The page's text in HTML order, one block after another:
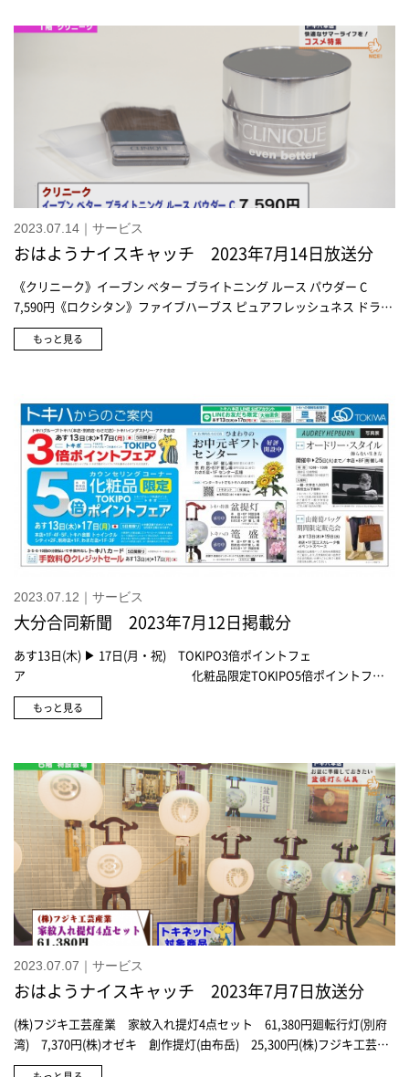
が変更になる場合があります※在庫が無くなり次第終了です《フライン
グ タイガー コペンハーゲン》ランチバッグ 各275円※価格が変更にな
る場合があります※在庫が無くなり次第終了です《フライング タイガ
ー コペンハーゲン》ミントタブレット 各162円※価格が変更になる場
合があります※在庫が無くなり次第終了です
2023.07.14｜サービス
おはようナイスキャッチ 2023年7月14日放送分
《クリニーク》イーブン ベター ブライトニング ルース パウダー C
7,590円《ロクシタン》ファイブハーブス ピュアフレッシュネス ドライ
シャンプー ミスト 3,960円《アルビオン》スーパー UV カット インテ
ンスコンセントレート デイクリーム 11,000円《ジョー マローン ロン
ド・ポー ボーテ》クレームUV ｎ 11,000円《デコルテ》ヴィタ ドレー
ブ ハーバル ローション(150ml) 4,950円 / (300ml) 8,250円16日から
発売！《デコルテ》アイグロウ ジェム 各2,970円トキハ本店 トキめ
きグルメ 山梨県産 日川白鳳(ひかわはくほう) ※天候等の影響で価格の変
動があります。
もっと見る
2023.07.12｜サービス
大分合同新聞 2023年7月12日掲載分
あす13日(木) ▶ 17日(月・祝) TOKIPO3倍ポイントフェ
ア 化粧品限定TOKIPO5倍ポイントフェ
ア トキハカード手数料ゼロクレジットセ
ールひまわりのお中元ギフトセンター写真展「オードリー・スタイル
もっと見る
2023.07.07｜サービス
おはようナイスキャッチ 2023年7月7日放送分
(株)フジキ工芸産業 家紋入れ提灯4点セット 61,380円廻転行灯(別府
湾) 7,370円(株)オゼキ 創作提灯(由布岳) 25,300円(株)フジキ工芸産
業 霊前灯 美六 小 ブーケダリア 22,990円(株)フジキ工芸産業 まど